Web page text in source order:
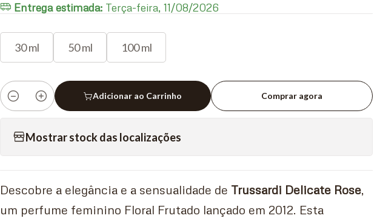
Entrega estimada: Terça-feira, 11/08/2026
30 ml 50 ml 100 ml
Quantidade
Adicionar ao Carrinho Comprar agora
Mostrar stock das localizações
Descobre a elegância e a sensualidade de Trussardi Delicate Rose
um perfume feminino Floral Frutado lançado em 2012. Esta